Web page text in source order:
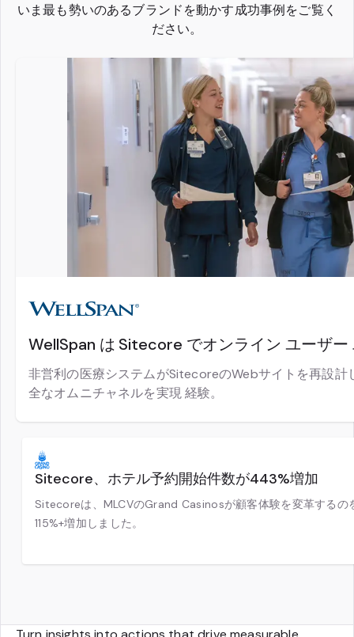
いま最も勢いのあるブランドを動かす成功事例をご覧く
ださい。
WellSpan は Sitecore でオンライン ユーザ
非営利の医療システムがSitecoreのWebサイトを再設
全なオムニチャネルを実現 経験。
Sitecore、ホテル予約開始件数が443%増加
Sitecoreは、MLCVのGrand Casinosが顧客体験を変革するの
115%+増加しました。